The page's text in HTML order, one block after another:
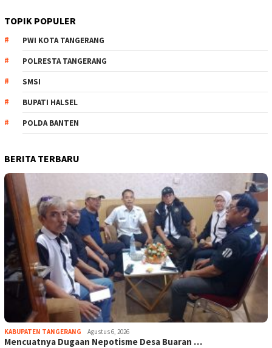
TOPIK POPULER
PWI KOTA TANGERANG
POLRESTA TANGERANG
SMSI
BUPATI HALSEL
POLDA BANTEN
BERITA TERBARU
KABUPATEN TANGERANG Agustus 6, 2026
Mencuatnya Dugaan Nepotisme Desa Buaran …